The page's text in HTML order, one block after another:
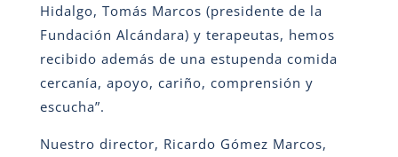
Hidalgo, Tomás Marcos (presidente de la
Fundación Alcándara) y terapeutas, hemos
recibido además de una estupenda comida
cercanía, apoyo, cariño, comprensión y
escucha”.
Nuestro director, Ricardo Gómez Marcos,